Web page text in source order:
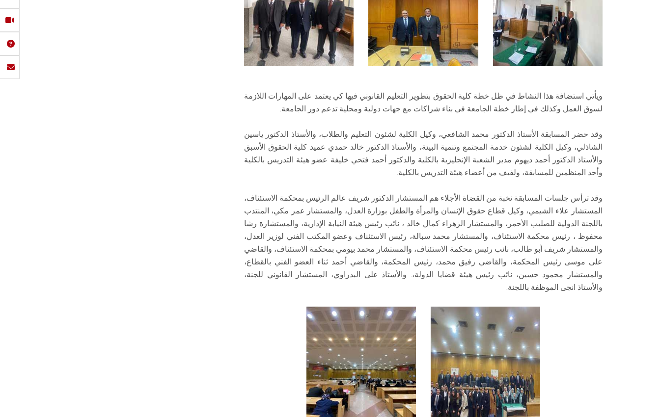
ويأتي استضافة هذا النشاط في ظل خطة كلية الحقوق بتطوير التعليم القانوني فيها كي يعتمد على المهارات اللازمة
لسوق العمل وكذلك في إطار خطة الجامعة في بناء شراكات مع جهات دولية ومحلية تدعم دور الجامعة.
وقد حضر المسابقة الأستاذ الدكتور محمد الشافعي، وكيل الكلية لشئون التعليم والطلاب، والأستاذ الدكتور ياسين
الشاذلي، وكيل الكلية لشئون خدمة المجتمع وتنمية البيئة، والأستاذ الدكتور خالد حمدي عميد كلية الحقوق الأسبق
والأستاذ الدكتور أحمد ديهوم مدير الشعبة الإنجليزية بالكلية والدكتور أحمد فتحي خليفة عضو هيئة التدريس بالكلية
وأحد المنظمين للمسابقة، ولفيف من أعضاء هيئة التدريس بالكلية.
وقد ترأس جلسات المسابقة نخبة من القضاة الأجلاء هم المستشار الدكتور شريف عالم الرئيس بمحكمة الاستئناف،
المستشار علاء الشيمي، وكيل قطاع حقوق الإنسان والمرأة والطفل بوزارة العدل، والمستشار عمر مكي، المنتدب
باللجنة الدولية للصليب الأحمر، والمستشار الزهراء كمال خالد ، نائب رئيس هيئة النيابة الإدارية، والمستشارة رشا
محفوظ ، رئيس محكمة الاستئناف، والمستشار محمد سبالة، رئيس الاستئناف وعضو المكتب الفني لوزير العدل،
والمستشار شريف أبو طالب، نائب رئيس محكمة الاستئناف، والمستشار محمد بيومي بمحكمة الاستئناف، والقاضي
على موسى رئيس المحكمة، والقاضي رفيق محمد، رئيس المحكمة، والقاضي أحمد ثناء العضو الفني بالقطاع،
والمستشار محمود حسين، نائب رئيس هيئة قضايا الدولة،. والأستاذ على البدراوي، المستشار القانوني للجنة،
والأستاذ انجى الموظفة باللجنة.